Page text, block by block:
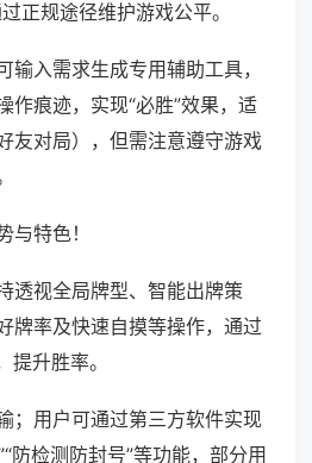
正规途径维护游戏公平。
输入需求生成专用辅助工具，
作痕迹，实现“必胜”效果，适
友对局），但需注意遵守游戏
与特色！
透视全局牌型、智能出牌策
牌率及快速自摸等操作，通过
升胜率。
；用户可通过第三方软件实现
防检测防封号”等功能，部分用